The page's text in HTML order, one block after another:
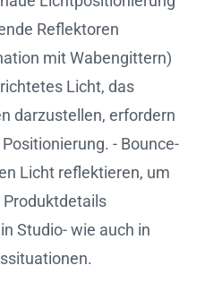
Reflektoren
mit Wabengittern)
Licht, das
darzustellen, erfordern
- Bounce-
Licht reflektieren, um
Studio- wie auch in